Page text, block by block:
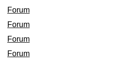
Forum
Forum
Forum
Forum